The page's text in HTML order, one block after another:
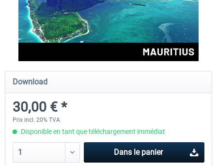
FSDG - Mauritius MSFS
30,00 € *
FSDG - Accra MSFS
Download
30,00 € *
Prix incl. 20% TVA
Disponible en tant que téléchargement immédiat
Dans le panier